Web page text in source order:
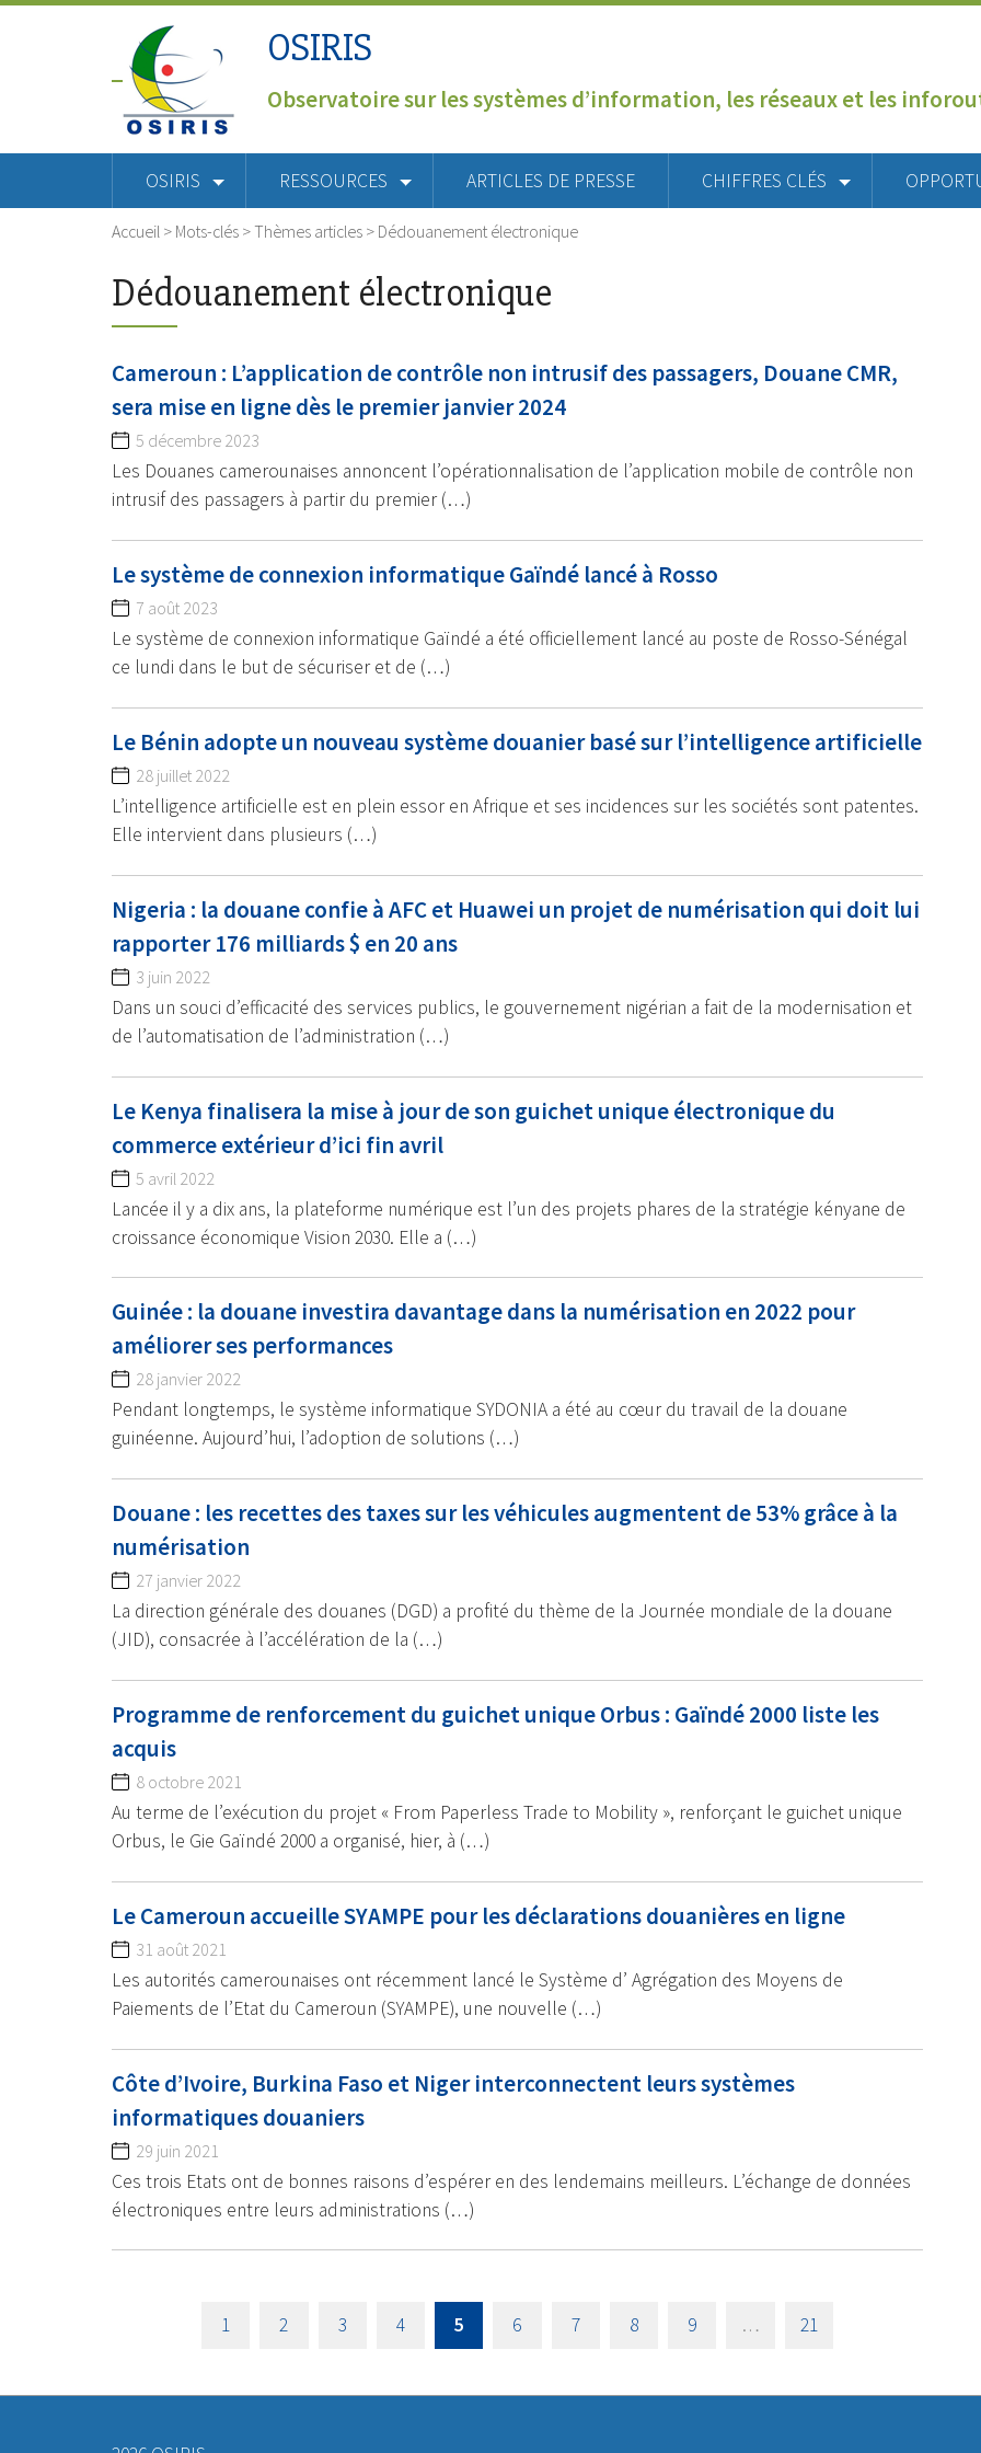
OSIRIS
Observatoire sur les systèmes d’information, les réseaux et les
OSIRIS RESSOURCES ARTICLES DE PRESSE CHIFFRES CLÉS
Accueil > Mots-clés > Thèmes articles > Dédouanement électronique
Dédouanement électronique
Cameroun : L’application de contrôle non intrusif des passagers, Douane CMR,
sera mise en ligne dès le premier janvier 2024
5 décembre 2023
Les Douanes camerounaises annoncent l’opérationnalisation de l’application mobile de contrôle non
intrusif des passagers à partir du premier (…)
Le système de connexion informatique Gaïndé lancé à Rosso
7 août 2023
Le système de connexion informatique Gaïndé a été officiellement lancé au poste de Rosso-Sénégal
ce lundi dans le but de sécuriser et de (…)
Le Bénin adopte un nouveau système douanier basé sur l’intelligence artificielle
28 juillet 2022
L’intelligence artificielle est en plein essor en Afrique et ses incidences sur les sociétés sont patentes.
Elle intervient dans plusieurs (…)
Nigeria : la douane confie à AFC et Huawei un projet de numérisation qui doit lui
rapporter 176 milliards $ en 20 ans
3 juin 2022
Dans un souci d’efficacité des services publics, le gouvernement nigérian a fait de la modernisation et
de l’automatisation de l’administration (…)
Le Kenya finalisera la mise à jour de son guichet unique électronique du
commerce extérieur d’ici fin avril
5 avril 2022
Lancée il y a dix ans, la plateforme numérique est l’un des projets phares de la stratégie kényane de
croissance économique Vision 2030. Elle a (…)
Guinée : la douane investira davantage dans la numérisation en 2022 pour
améliorer ses performances
28 janvier 2022
Pendant longtemps, le système informatique SYDONIA a été au cœur du travail de la douane
guinéenne. Aujourd’hui, l’adoption de solutions (…)
Douane : les recettes des taxes sur les véhicules augmentent de 53% grâce à la
numérisation
27 janvier 2022
La direction générale des douanes (DGD) a profité du thème de la Journée mondiale de la douane
(JID), consacrée à l’accélération de la (…)
Programme de renforcement du guichet unique Orbus : Gaïndé 2000 liste les
acquis
8 octobre 2021
Au terme de l’exécution du projet « From Paperless Trade to Mobility », renforçant le guichet unique
Orbus, le Gie Gaïndé 2000 a organisé, hier, à (…)
Le Cameroun accueille SYAMPE pour les déclarations douanières en ligne
31 août 2021
Les autorités camerounaises ont récemment lancé le Système d’ Agrégation des Moyens de
Paiements de l’Etat du Cameroun (SYAMPE), une nouvelle (…)
Côte d’Ivoire, Burkina Faso et Niger interconnectent leurs systèmes
informatiques douaniers
29 juin 2021
Ces trois Etats ont de bonnes raisons d’espérer en des lendemains meilleurs. L’échange de données
électroniques entre leurs administrations (…)
1 2 3 4 5 6 7 8 9 … 21